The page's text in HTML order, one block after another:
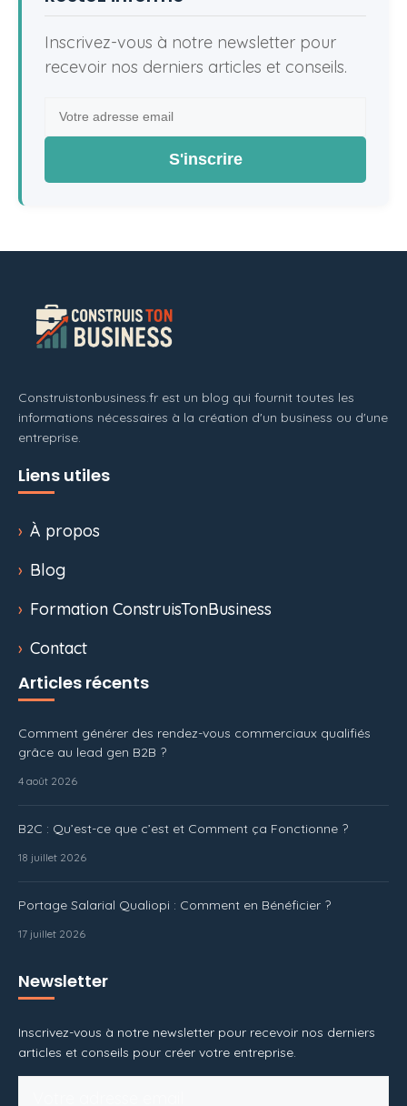
Inscrivez-vous à notre newsletter pour
recevoir nos derniers articles et conseils.
S'inscrire
Construistonbusiness.fr est un blog qui fournit toutes les
informations nécessaires à la création d'un business ou d'une
entreprise.
Liens utiles
À propos
Blog
Formation ConstruisTonBusiness
Contact
Articles récents
Comment générer des rendez-vous commerciaux qualifiés
grâce au lead gen B2B ?
4 août 2026
B2C : Qu’est-ce que c’est et Comment ça Fonctionne ?
18 juillet 2026
Portage Salarial Qualiopi : Comment en Bénéficier ?
17 juillet 2026
Newsletter
Inscrivez-vous à notre newsletter pour recevoir nos derniers
articles et conseils pour créer votre entreprise.